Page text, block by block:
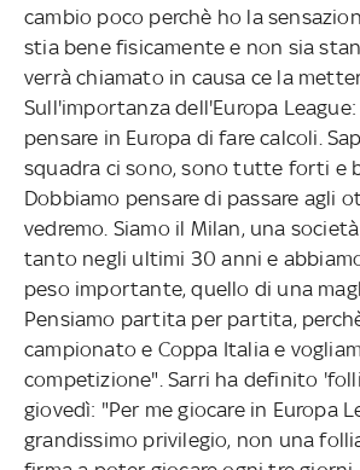
cambio poco perchè ho la
stia bene fisicamente e non sia
verrà chiamato in causa ce la
Sull'importanza dell'Europa League:
pensare in Europa di fare calcoli.
squadra ci sono, sono tutte forti e
Dobbiamo pensare di passare agli
vedremo. Siamo il Milan, una
tanto negli ultimi 30 anni e
peso importante, quello di una
Pensiamo partita per partita,
campionato e Coppa Italia e
competizione". Sarri ha definito
giovedì: "Per me giocare in Europa
grandissimo privilegio, non una